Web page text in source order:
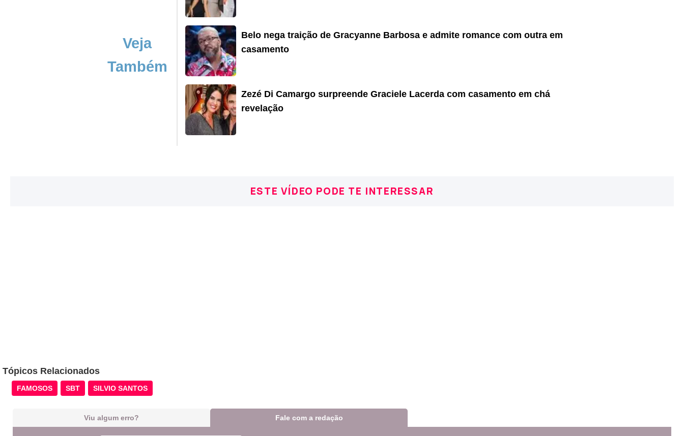
Veja
Também
Belo nega traição de Gracyanne Barbosa e admite romance com outra em
casamento
Zezé Di Camargo surpreende Graciele Lacerda com casamento em chá
revelação
ESTE VÍDEO PODE TE INTERESSAR
Tópicos Relacionados
FAMOSOS SBT SILVIO SANTOS
Viu algum erro? Fale com a redação